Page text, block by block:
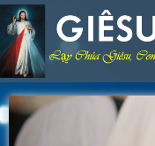
Skip
to
content